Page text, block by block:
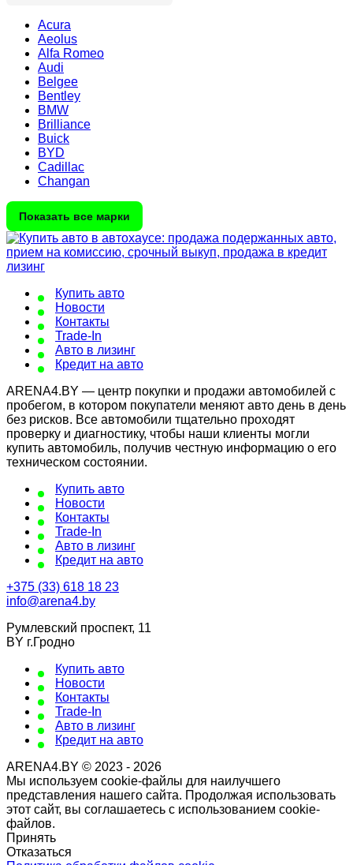
Acura
Aeolus
Alfa Romeo
Audi
Belgee
Bentley
BMW
Brilliance
Buick
BYD
Cadillac
Changan
Показать все марки
Купить авто
Новости
Контакты
Trade-In
Авто в лизинг
Кредит на авто
ARENA4.BY — центр покупки и продажи автомобилей с
пробегом, в котором покупатели меняют авто день в день
без рисков. Все автомобили тщательно проходят
проверку и диагностику, чтобы наши клиенты могли
купить автомобиль, получив честную информацию о его
техническом состоянии.
Купить авто
Новости
Контакты
Trade-In
Авто в лизинг
Кредит на авто
+375 (33) 618 18 23
info@arena4.by
Румлевский проспект, 11
BY г.Гродно
Купить авто
Новости
Контакты
Trade-In
Авто в лизинг
Кредит на авто
ARENA4.BY © 2023 - 2026
Мы используем cookie-файлы для наилучшего
представления нашего сайта. Продолжая использовать
этот сайт, вы соглашаетесь с использованием cookie-
файлов.
Принять
Отказаться